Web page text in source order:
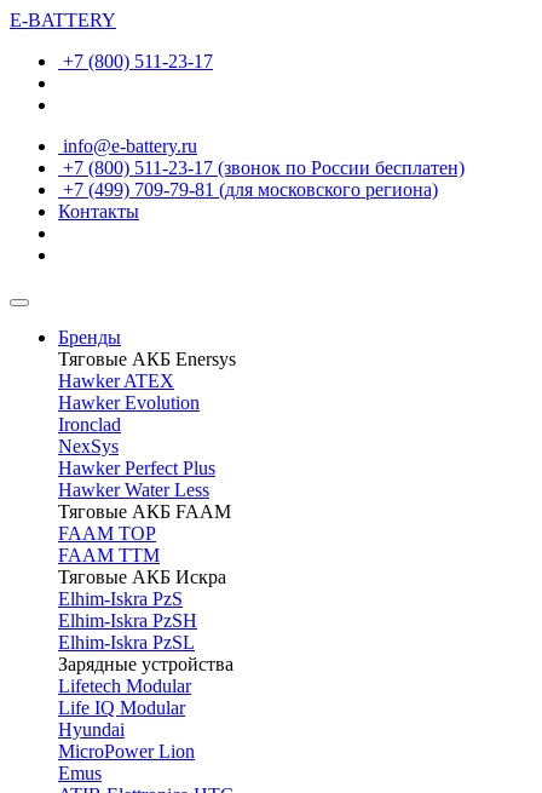
E-BATTERY
+7 (800) 511-23-17
info@e-battery.ru
+7 (800) 511-23-17 (звонок по России бесплатен)
+7 (499) 709-79-81 (для московского региона)
Контакты
Бренды
Тяговые АКБ Enersys
Hawker ATEX
Hawker Evolution
Ironclad
NexSys
Hawker Perfect Plus
Hawker Water Less
Тяговые АКБ FAAM
FAAM TOP
FAAM TTM
Тяговые АКБ Искра
Elhim-Iskra PzS
Elhim-Iskra PzSH
Elhim-Iskra PzSL
Зарядные устройства
Lifetech Modular
Life IQ Modular
Hyundai
MicroPower Lion
Emus